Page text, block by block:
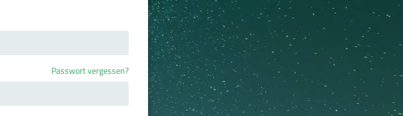
Passwort vergessen?